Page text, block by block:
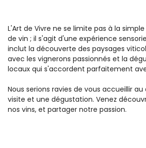
L'Art de Vivre ne se limite pas à la
de vin ; il s'agit d'une expérience
inclut la découverte des paysages
avec les vignerons passionnés et la
locaux qui s'accordent parfaitement
Nous serions ravies de vous accueillir
visite et une dégustation. Venez
nos vins, et partager notre passion.